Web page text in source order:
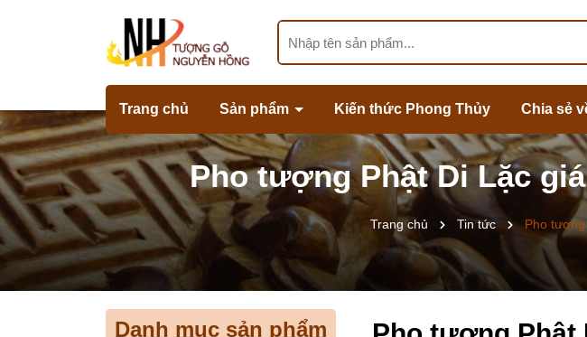
Trang chủ Sản phẩm Kiến thức Phong Thủy Chia sẻ
Pho tượng Phật Di Lặc
Trang chủ Tin tức Pho
Danh mục sản phẩm